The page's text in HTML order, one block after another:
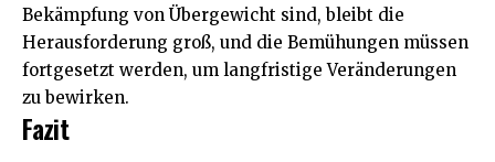
Bekämpfung von Übergewicht sind, bleibt die
Herausforderung groß, und die Bemühungen müssen
fortgesetzt werden, um langfristige Veränderungen
zu bewirken.
Fazit